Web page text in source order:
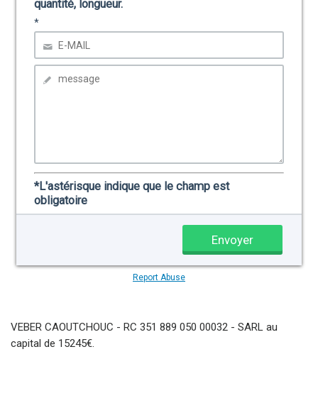
VEBER CAOUTCHOUC - RC 351 889 050 00032 - SARL au
capital de 15245€.